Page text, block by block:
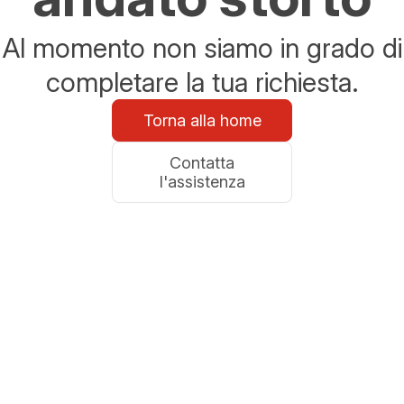
Al momento non siamo in grado di
completare la tua richiesta.
Torna alla home
Contatta
l'assistenza